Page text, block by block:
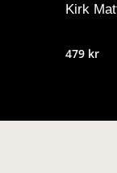
Kirk
479 kr